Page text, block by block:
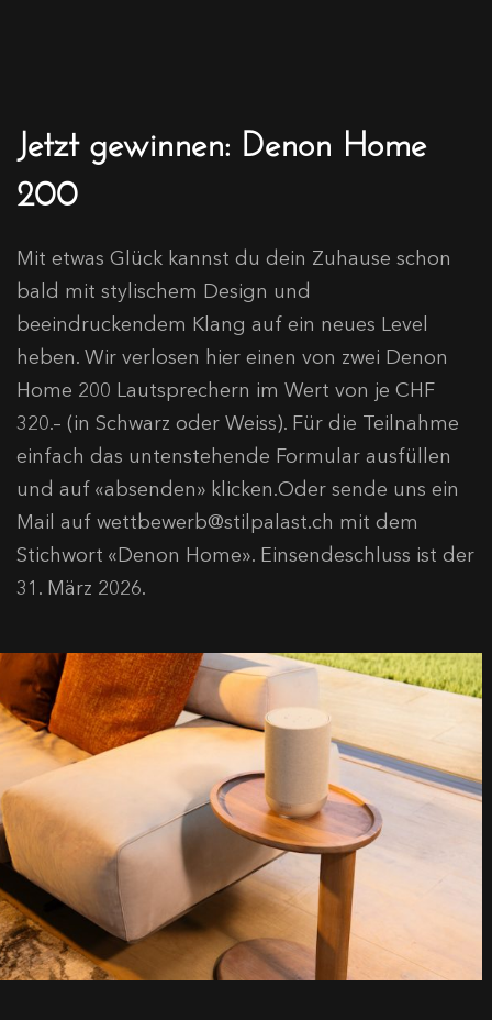
Jetzt gewinnen: Denon Home
200
Mit etwas Glück kannst du dein Zuhause schon
bald mit stylischem Design und
beeindruckendem Klang auf ein neues Level
heben. Wir verlosen hier einen von zwei Denon
Home 200 Lautsprechern im Wert von je CHF
320.– (in Schwarz oder Weiss). Für die Teilnahme
einfach das untenstehende Formular ausfüllen
und auf «absenden» klicken.Oder sende uns ein
Mail auf wettbewerb@stilpalast.ch mit dem
Stichwort «Denon Home». Einsendeschluss ist der
31. März 2026.